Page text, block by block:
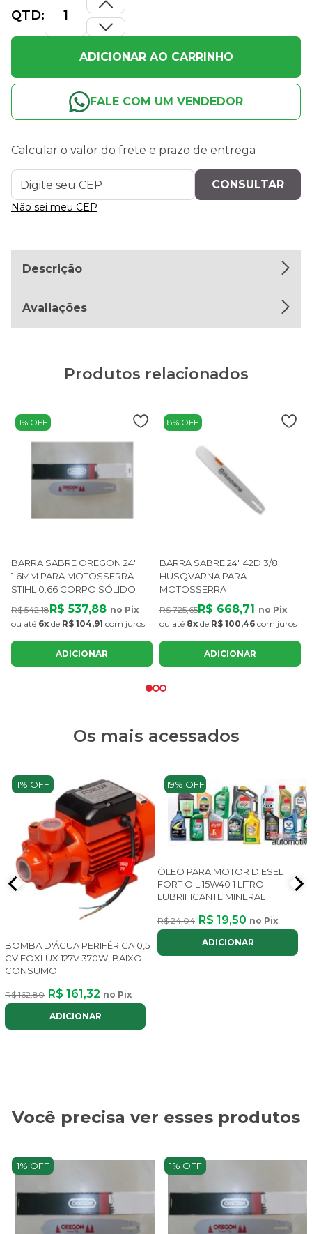
QTD:
ADICIONAR AO CARRINHO
FALE COM UM VENDEDOR
Calcular o valor do frete e prazo de entrega
Não sei meu CEP
Descrição
Avaliações
Produtos relacionados
1% OFF
BARRA SABRE OREGON 24"
1.6MM PARA MOTOSSERRA
STIHL 0.66 CORPO SÓLIDO
R$ 542,18 R$ 537,88 no Pix
ou até 6x de R$ 104,91 com juros
ADICIONAR
8% OFF
BARRA SABRE 24" 42D 3/8
HUSQVARNA PARA
MOTOSSERRA
R$ 725,65 R$ 668,71
no Pix
ou até 8x de R$ 100,46 com juros
ADICIONAR
Os mais acessados
1% OFF
BOMBA D'ÁGUA PERIFÉRICA 0,5
CV FOXLUX 127V 370W, BAIXO
CONSUMO
R$ 162,80 R$ 161,32 no Pix
ADICIONAR
19% OFF
ÓLEO PARA MOTOR DIESEL
FORT OIL 15W40 1 LITRO
LUBRIFICANTE MINERAL
R$ 24,04 R$ 19,50 no Pix
ADICIONAR
Você precisa ver esses produtos
1% OFF 1% OFF